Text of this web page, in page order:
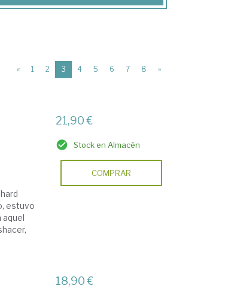
« 1 2 3 (current)
4 5 6 7 8 »
estuvo
aquel
21,90 €
Stock en Almacén
COMPRAR
18,90 €